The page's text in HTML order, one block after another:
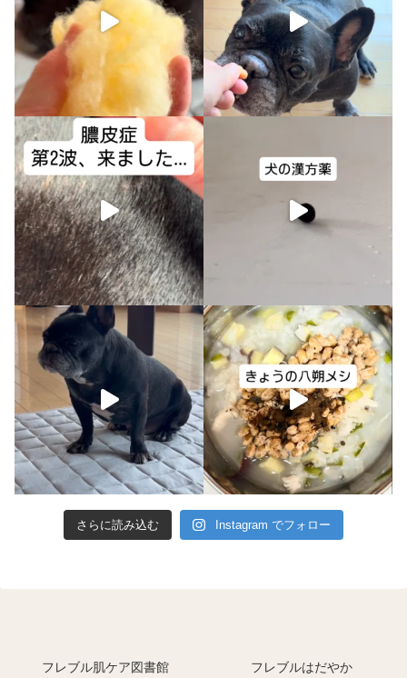
さらに読み込む Instagram でフォロー
フレブル肌ケア図書館 フレブルはだやか